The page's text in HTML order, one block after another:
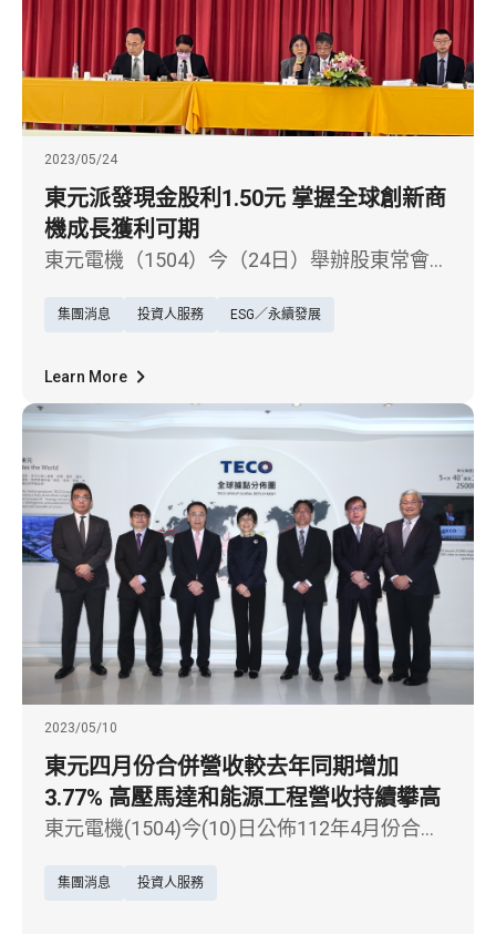
2023/05/24
東元派發現金股利1.50元 掌握全球創新商
機成長獲利可期
東元電機（1504）今（24日）舉辦股東常會，
股利1.50元，連續第五年股利分配率成長。在
會和經營團隊明確聚焦在機電系統、智慧能
源、和空調與智慧生活三大事業，掌握節能減
碳與產業電氣化新趨勢、發展南向新潛力市
場、並以能源轉型新事業為目標，致力於延續
營收成長，獲利攀高，為股東謀取最大利益。
股利配發率兩年提高15% 可
集團消息 投資人服務 ESG／永續發展
Learn More
2023/05/10
東元四月份合併營收較去年同期增加
3.77% 高壓馬達和能源工程營收持續攀高
東元電機(1504)今(10)日公佈112年4月份合併
3.77%，為過去13年以來同月份營收之次高。
集團消息 投資人服務